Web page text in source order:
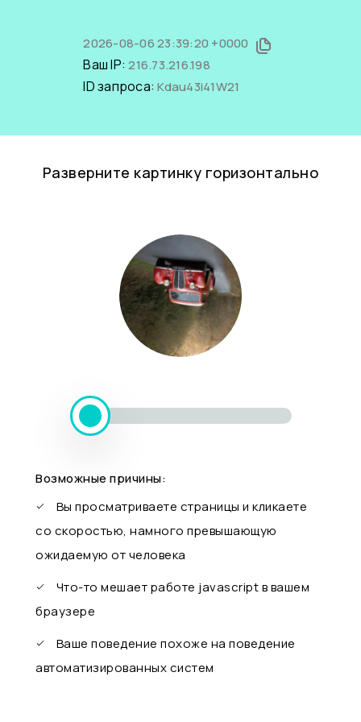
2026-08-06 23:39:20 +0000
Ваш IP:216.73.216.198
ID запроса:Kdau43i41W21
Разверните картинку горизонтально
Возможные причины:
Вы просматриваете страницы и кликаете
со скоростью, намного превышающую
ожидаемую от человека
Что-то мешает работе javascript в вашем
браузере
Ваше поведение похоже на поведение
автоматизированных систем